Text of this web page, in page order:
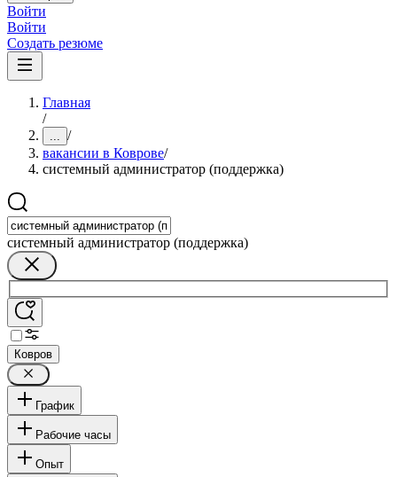
Войти
Войти
Создать резюме
Главная
/
... /
вакансии в Коврове/
системный администратор (поддержка)
системный администратор (поддержка)
Ковров
График
Рабочие часы
Опыт